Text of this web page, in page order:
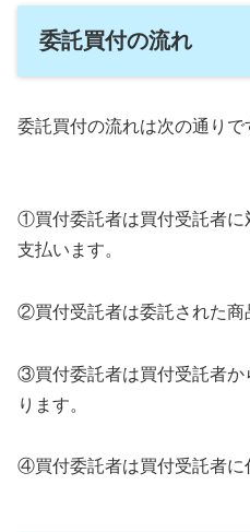
委託買付の流れ
委託買付の流れは次の通りで
①買付委託者は買付受託者に
支払います。
②買付受託者は委託された商
③買付委託者は買付受託者か
ります。
④買付委託者は買付受託者に